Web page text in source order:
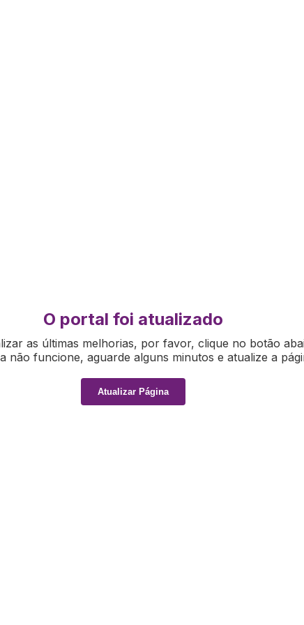
O portal foi atualizado
as últimas melhorias, por favor, clique no botão
não funcione, aguarde alguns minutos e atualize a
Atualizar Página